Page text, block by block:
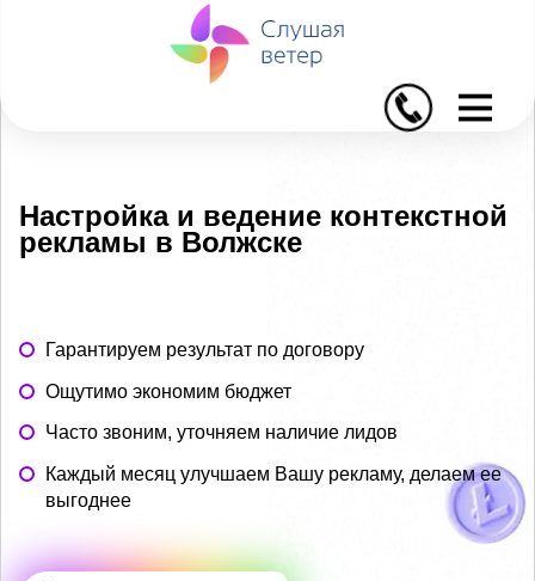
I
Настройка и ведение контекстной
рекламы в Волжске
Гарантируем результат по договору
Ощутимо экономим бюджет
Часто звоним, уточняем наличие лидов
Каждый месяц улучшаем Вашу рекламу, делаем ее
выгоднее